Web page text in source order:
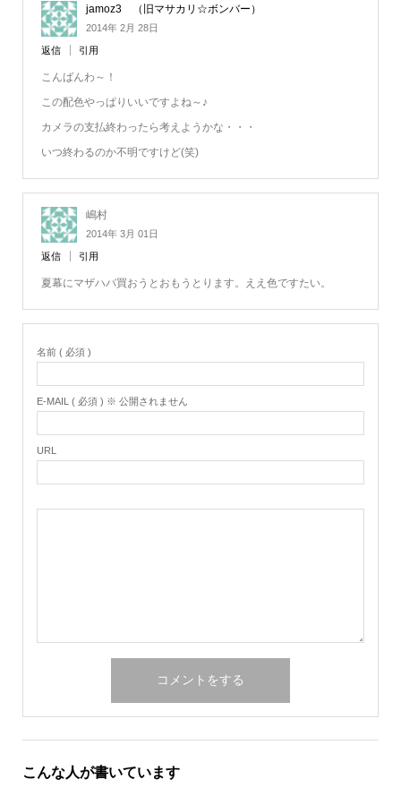
jamoz3 （旧マサカリ☆ボンバー）
2014年 2月 28日
返信 引用
こんばんわ～！
この配色やっぱりいいですよね～♪
カメラの支払終わったら考えようかな・・・
いつ終わるのか不明ですけど(笑)
嶋村
2014年 3月 01日
返信 引用
夏幕にマザハバ買おうとおもうとります。ええ色ですたい。
名前 ( 必須 )
E-MAIL ( 必須 ) ※ 公開されません
URL
こんな人が書いています